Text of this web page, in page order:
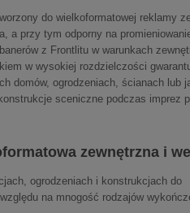
do wielkoformatowej reklamy
a przy tym odporny na
z Frontlitu w warunkach
w wysokiej rozdzielczości
domów, ogrodzeniach, ścianach lub
sceniczne podczas imprez
zewnętrzna i
ogrodzeniach i konstrukcjach do
na mnogość rodzajów